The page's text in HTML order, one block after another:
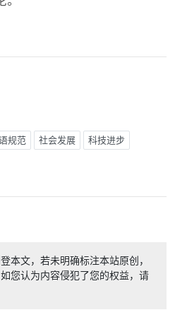
规范 社会发展 科技进步
本文，若未明确标注本站原创，
您认为内容侵犯了您的权益，请